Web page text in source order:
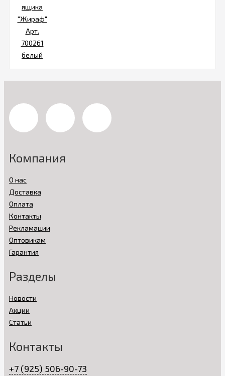
Компания
О нас
Доставка
Оплата
Контакты
Рекламации
Оптовикам
Гарантия
Разделы
Новости
Акции
Статьи
Контакты
+7 (925) 506-90-73